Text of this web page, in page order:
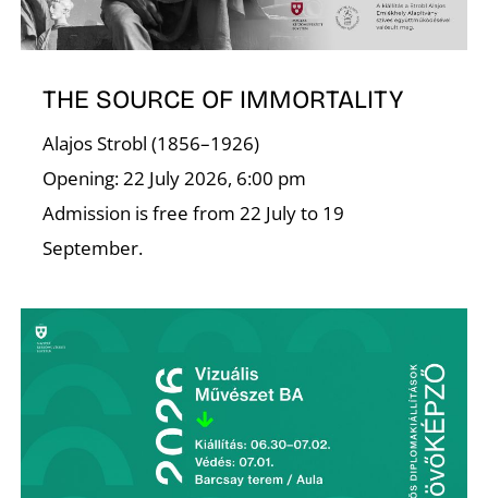
THE SOURCE OF IMMORTALITY
Alajos Strobl (1856–1926)
Opening: 22 July 2026, 6:00 pm
Admission is free from 22 July to 19
September.